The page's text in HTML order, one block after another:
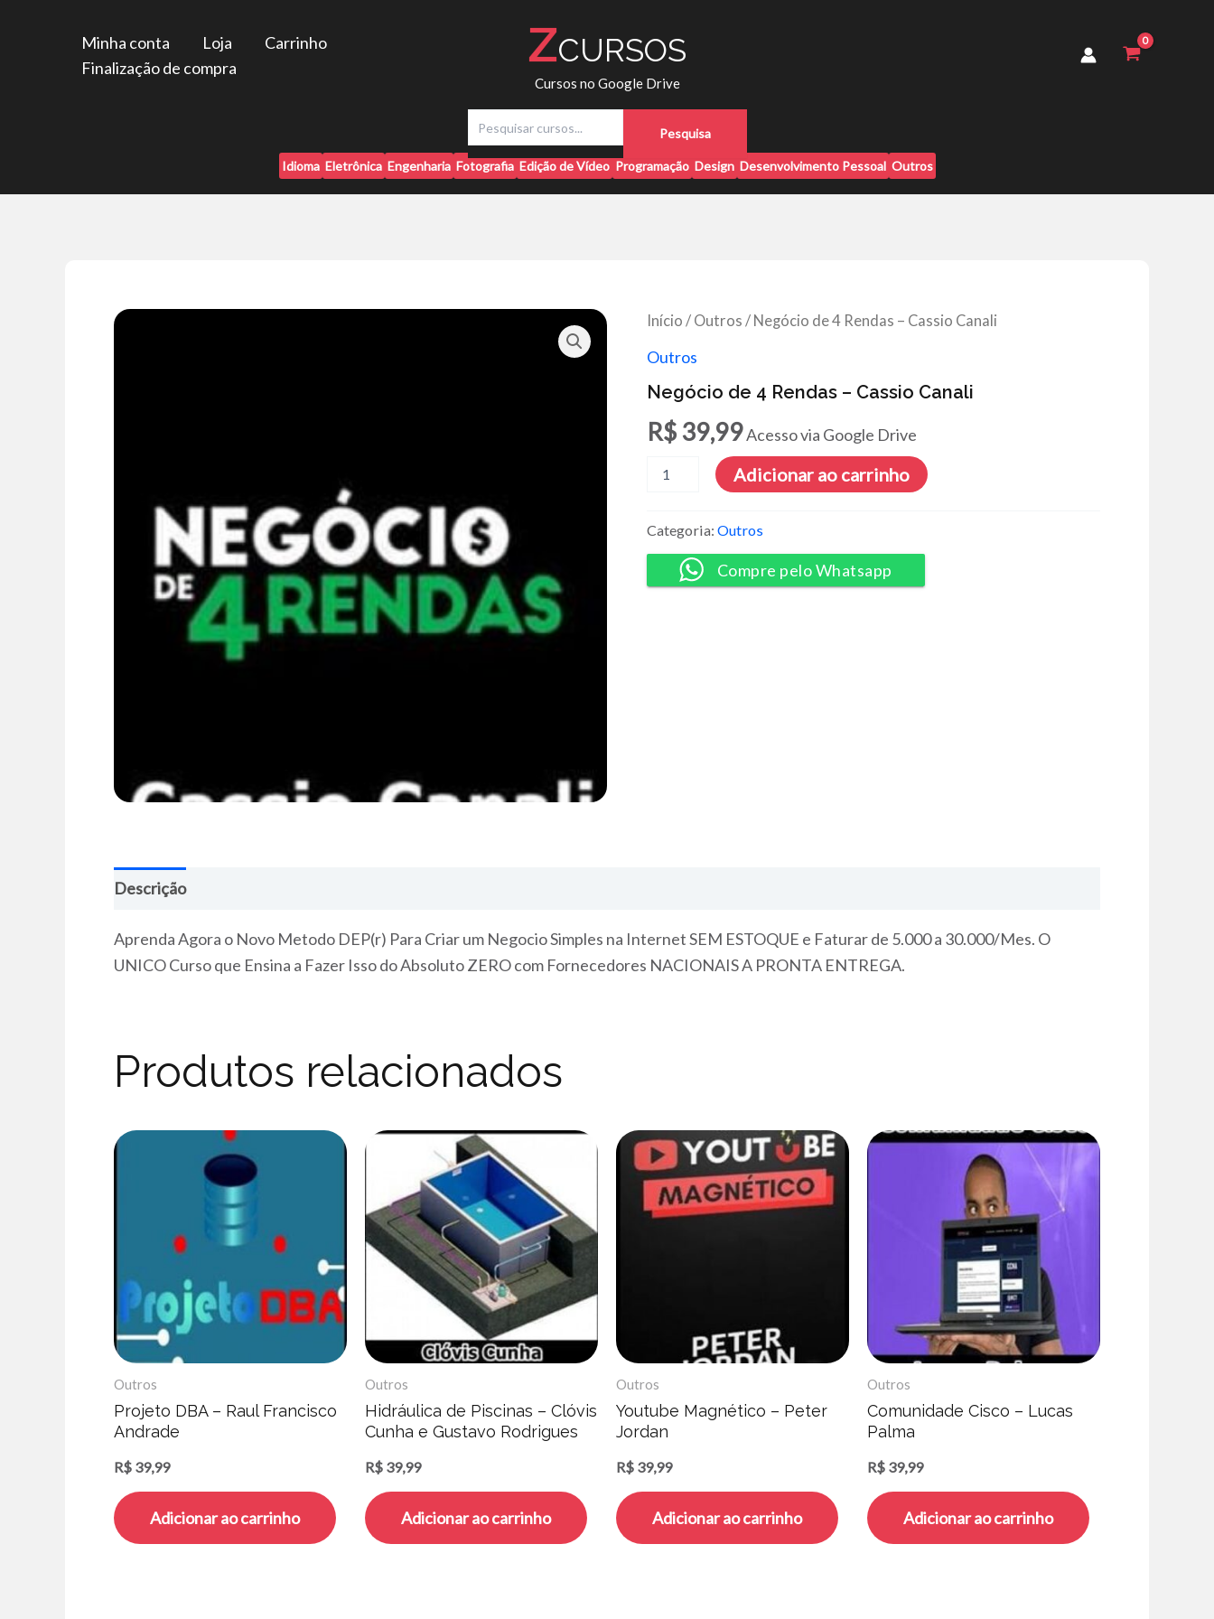
Minha conta Loja
Carrinho
Finalização de compra
ZCURSOS
Cursos no Google Drive
q
Pesquisa
Idioma Eletrônica Engenharia Fotografia Edição de Vídeo Programação Design Desenvolvimento Pessoal Outros
Início / Outros / Negócio de 4 Rendas – Cassio Canali
Outros
Negócio de 4 Rendas – Cassio Canali
R$39,99Acesso via Google Drive
-
Cassio
Canali
quantidade
Adicionar ao carrinho
Categoria: Outros
Compre pelo Whatsapp
Descrição
Aprenda Agora o Novo Metodo DEP(r) Para Criar um Negocio Simples na Internet SEM ESTOQUE e Faturar de 5.000 a 30.000/Mes. O
UNICO Curso que Ensina a Fazer Isso do Absoluto ZERO com Fornecedores NACIONAIS A PRONTA ENTREGA.
Produtos relacionados
Outros
Projeto DBA – Raul Francisco
Andrade
R$ 39,99
Adicionar ao carrinho
Outros
Hidráulica de Piscinas – Clóvis
Cunha e Gustavo Rodrigues
R$ 39,99
Adicionar ao carrinho
Outros
Youtube Magnético – Peter
Jordan
R$ 39,99
Adicionar ao carrinho
Outros
Comunidade Cisco – Lucas
Palma
R$ 39,99
Adicionar ao carrinho